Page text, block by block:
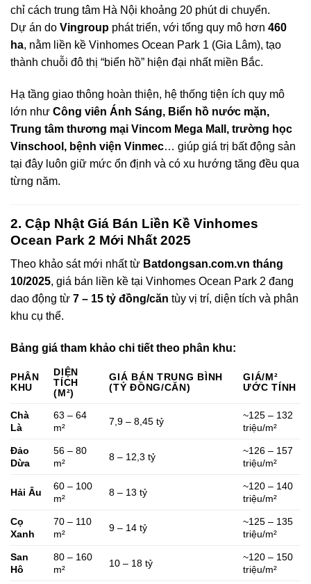
chỉ cách trung tâm Hà Nội khoảng 20 phút di chuyển.
Dự án do Vingroup phát triển, với tổng quy mô hơn 460
ha, nằm liền kề Vinhomes Ocean Park 1 (Gia Lâm), tạo
thành chuỗi đô thị “biển hồ” hiện đại nhất miền Bắc.
Hạ tầng giao thông hoàn thiện, hệ thống tiện ích quy mô
lớn như Công viên Ánh Sáng, Biển hồ nước mặn,
Trung tâm thương mại Vincom Mega Mall, trường học
Vinschool, bệnh viện Vinmec… giúp giá trị bất động sản
tại đây luôn giữ mức ổn định và có xu hướng tăng đều qua
từng năm.
2. Cập Nhật Giá Bán Liền Kề Vinhomes
Ocean Park 2 Mới Nhất 2025
Theo khảo sát mới nhất từ Batdongsan.com.vn tháng
10/2025, giá bán liền kề tại Vinhomes Ocean Park 2 đang
dao động từ 7 – 15 tỷ đồng/căn tùy vị trí, diện tích và phân
khu cụ thể.
Bảng giá tham khảo chi tiết theo phân khu:
PHÂN
KHU
DIỆN
TÍCH
(M²)
GIÁ BÁN TRUNG BÌNH
(TỶ ĐỒNG/CĂN)
GIÁ/M²
ƯỚC TÍNH
Chà
Là
63 – 64
m²
7,9 – 8,45 tỷ
~125 – 132
triệu/m²
Đảo
Dừa
56 – 80
m²
8 – 12,3 tỷ
~126 – 157
triệu/m²
Hải Âu
60 – 100
m²
8 – 13 tỷ
~120 – 140
triệu/m²
Cọ
Xanh
70 – 110
m²
9 – 14 tỷ
~125 – 135
triệu/m²
San
Hô
80 – 160
m²
10 – 18 tỷ
~120 – 150
triệu/m²